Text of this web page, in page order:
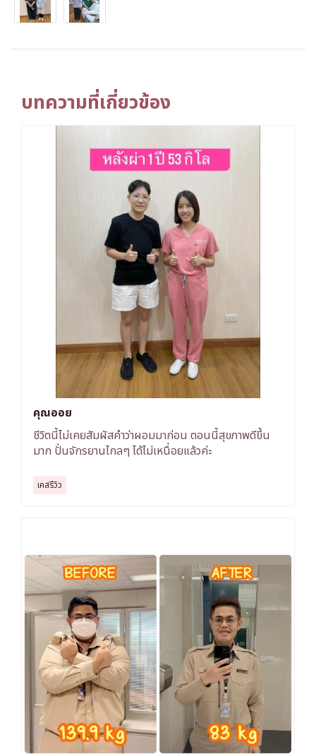
บทความที่เกี่ยวข้อง
คุณออย
ชีวิตนี้ไม่เคยสัมผัสคำว่าผอมมาก่อน ตอนนี้สุขภาพดีขึ้น
มาก ปั่นจักรยานไกลๆ ได้ไม่เหนื่อยแล้วค่ะ
เคสรีวิว